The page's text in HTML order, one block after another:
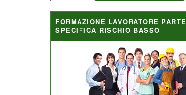
FORMAZIONE LAVORATORE PARTE
SPECIFICA RISCHIO BASSO